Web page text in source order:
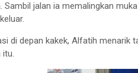
Sambil jalan ia memalingkan
di depan kakek, Alfatih menarik
itu.